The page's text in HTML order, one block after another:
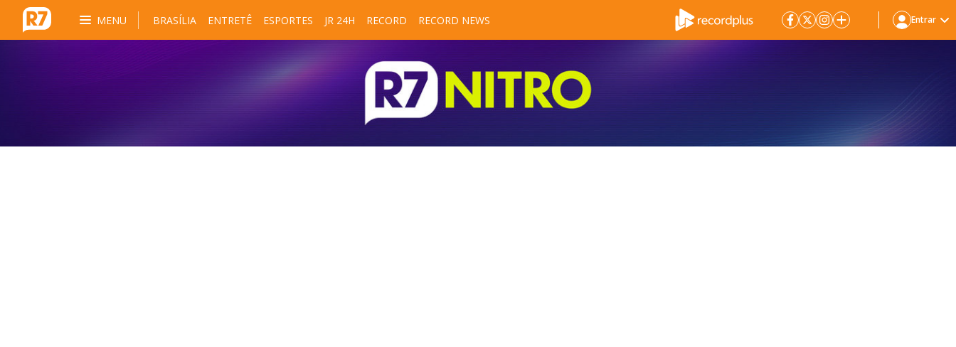
MENU BRASÍLIA ENTRETÊ ESPORTES JR 24H RECORD RECORD NEWS Entrar